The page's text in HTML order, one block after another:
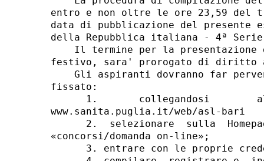
entro e non oltre le ore 23,59 del
data di pubblicazione del
della Repubblica italiana - 4ª
Il termine per la presentazione
festivo, sara' prorogato di diritto
Gli aspiranti dovranno far
fissato:
1.       collegandosi
www.sanita.puglia.it/web/asl-bari
2.  selezionare  sulla
«concorsi/domanda on-line»;
3. entrare con le proprie